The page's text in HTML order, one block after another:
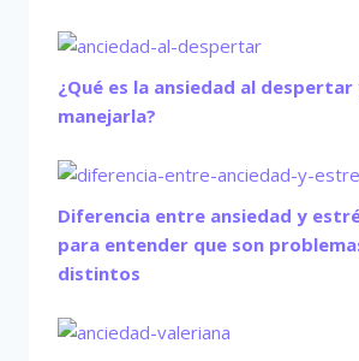
¿Qué es la ansiedad al despertar
manejarla?
Diferencia entre ansiedad y
para entender que son
distintos